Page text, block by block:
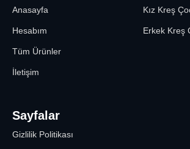
Anasayfa
Hesabım
Tüm Ürünler
İletişim
Kız Kreş
Erkek Kreş
Sayfalar
Gizlilik Politikası